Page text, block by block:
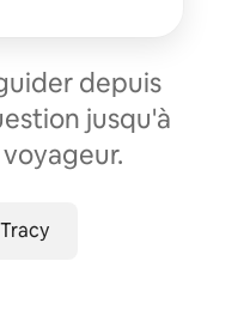
depuis
jusqu'à